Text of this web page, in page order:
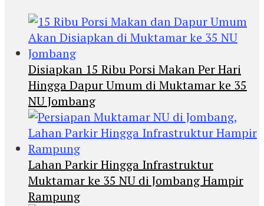
Disiapkan 15 Ribu Porsi Makan Per Hari
Hingga Dapur Umum di Muktamar ke 35
NU Jombang
Lahan Parkir Hingga Infrastruktur
Muktamar ke 35 NU di Jombang Hampir
Rampung